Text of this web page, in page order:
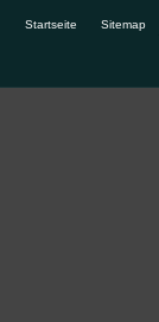
Startseite Sitemap